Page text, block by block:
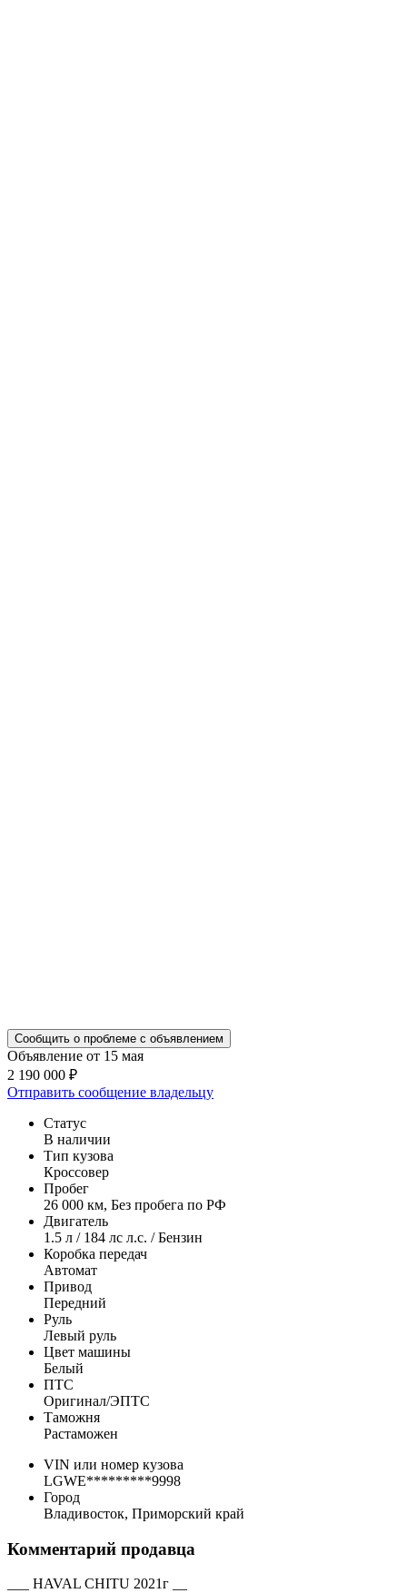
Сообщить о проблеме с объявлением
Объявление от 15 мая
2 190 000 ₽
Отправить сообщение владельцу
Статус
В наличии
Тип кузова
Кроссовер
Пробег
26 000 км, Без пробега по РФ
Двигатель
1.5 л / 184 лс л.с. / Бензин
Коробка передач
Автомат
Привод
Передний
Руль
Левый руль
Цвет машины
Белый
ПТС
Оригинал/ЭПТС
Таможня
Растаможен
VIN или номер кузова
LGWE*********9998
Город
Владивосток, Приморский край
Комментарий продавца
___ HAVAL CHITU 2021г __